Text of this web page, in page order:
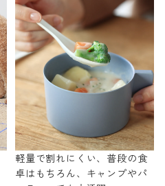
軽量で割れにくい、普段の食
卓はもちろん、キャンプやパ